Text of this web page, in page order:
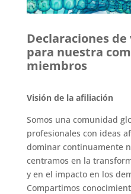
Declaraciones
para nuestra
miembros
Visión de la afiliación
Somos una comunidad
profesionales con ideas
dominar continuamente
centramos en la
y en el impacto en los
Compartimos